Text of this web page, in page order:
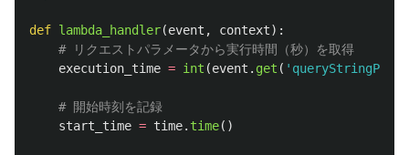
def lambda_handler(event , context):
execution_time = int (event . get ( '
start_time = time. time()